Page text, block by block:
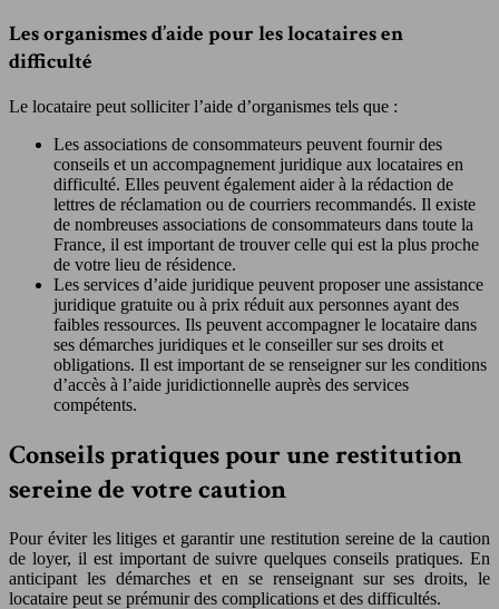
Les organismes d’aide pour les locataires en
difficulté
Le locataire peut solliciter l’aide d’organismes tels que :
Les associations de consommateurs peuvent fournir des
conseils et un accompagnement juridique aux locataires en
difficulté. Elles peuvent également aider à la rédaction de
lettres de réclamation ou de courriers recommandés. Il existe
de nombreuses associations de consommateurs dans toute la
France, il est important de trouver celle qui est la plus proche
de votre lieu de résidence.
Les services d’aide juridique peuvent proposer une assistance
juridique gratuite ou à prix réduit aux personnes ayant des
faibles ressources. Ils peuvent accompagner le locataire dans
ses démarches juridiques et le conseiller sur ses droits et
obligations. Il est important de se renseigner sur les conditions
d’accès à l’aide juridictionnelle auprès des services
compétents.
Conseils pratiques pour une restitution
sereine de votre caution
Pour éviter les litiges et garantir une restitution sereine de la caution
de loyer, il est important de suivre quelques conseils pratiques. En
anticipant les démarches et en se renseignant sur ses droits, le
locataire peut se prémunir des complications et des difficultés.